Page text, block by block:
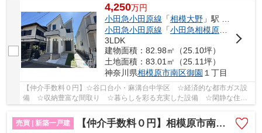
4,250万円
小田急小田原線 「相模大野」駅 徒歩24分
小田急小田原線 「小田急相模原」駅 バス9
3LDK
建物面積：82.98㎡（25.10坪）
土地面積：83.01㎡（25.11坪）
神奈川県相模原市南区御園 １丁目
【仲介手数料０円】☆谷口台小・麻溝台中学区 ☆経済的な都市ガス設
備 ☆収納豊富な間取り ☆暮らしを彩る充実した設備 ☆閑静な住宅
街 ☆断熱性能等級5 ☆制震装置『マモリー』使用♪ ...
売買 | 新築一戸建
【仲介手数料０円】相模原市南区麻溝台4丁目 新築一戸建て